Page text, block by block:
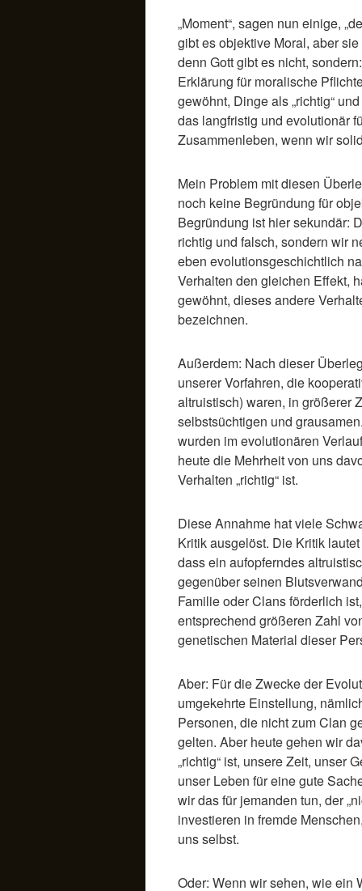
„Moment“, sagen nun einige,
gibt es objektive Moral, aber
denn Gott gibt es nicht,
Erklärung für moralische
gewöhnt, Dinge als „richtig“
das langfristig und evolutionär
Zusammenleben, wenn wir
Mein Problem mit diesen
noch keine Begründung für
Begründung ist hier sekundär:
richtig und falsch, sondern wir
eben evolutionsgeschichtlich
Verhalten den gleichen Effekt,
gewöhnt, dieses andere
bezeichnen.
Außerdem: Nach dieser
unserer Vorfahren, die
altruistisch) waren, in größerer
selbstsüchtigen und
wurden im evolutionären
heute die Mehrheit von uns
Verhalten „richtig“ ist.
Diese Annahme hat viele
Kritik ausgelöst. Die Kritik
dass ein aufopferndes
gegenüber seinen
Familie oder Clans förderlich
entsprechend größeren Zahl
genetischen Material dieser
Aber: Für die Zwecke der
umgekehrte Einstellung,
Personen, die nicht zum Clan
gelten. Aber heute gehen wir
„richtig“ ist, unsere Zeit, unser
unser Leben für eine gute
wir das für jemanden tun, der
investieren in fremde
uns selbst.
Oder: Wenn wir sehen, wie ein